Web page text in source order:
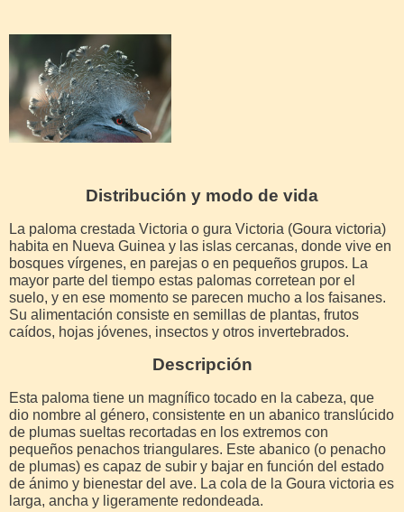
Distribución y modo de vida
La paloma crestada Victoria o gura Victoria (Goura victoria)
habita en Nueva Guinea y las islas cercanas, donde vive en
bosques vírgenes, en parejas o en pequeños grupos. La
mayor parte del tiempo estas palomas corretean por el
suelo, y en ese momento se parecen mucho a los faisanes.
Su alimentación consiste en semillas de plantas, frutos
caídos, hojas jóvenes, insectos y otros invertebrados.
Descripción
Esta paloma tiene un magnífico tocado en la cabeza, que
dio nombre al género, consistente en un abanico translúcido
de plumas sueltas recortadas en los extremos con
pequeños penachos triangulares. Este abanico (o penacho
de plumas) es capaz de subir y bajar en función del estado
de ánimo y bienestar del ave. La cola de la Goura victoria es
larga, ancha y ligeramente redondeada.